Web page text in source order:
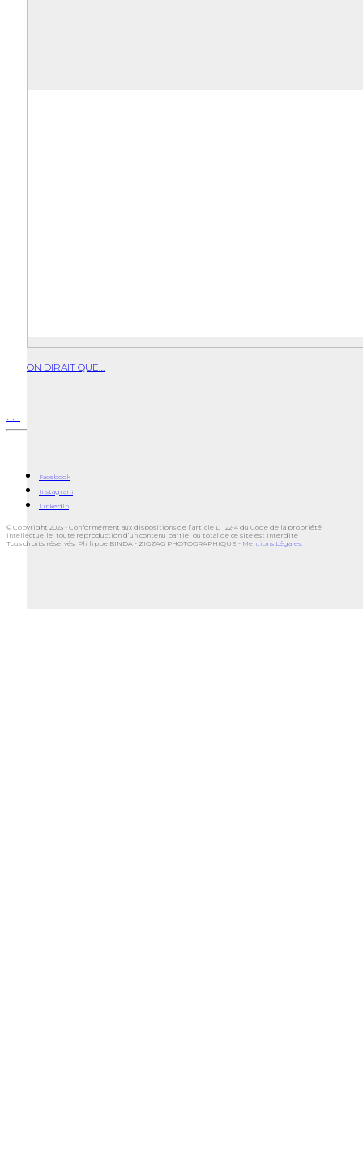
ON DIRAIT QUE…
. . .
Facebook
Instagram
LinkedIn
© Copyright 2023 - Conformément aux dispositions de l’article L. 122-4 du Code de la propriété
intellectuelle, toute reproduction d’un contenu partiel ou total de ce site est interdite
Tous droits réservés. Philippe BINDA - ZIGZAG PHOTOGRAPHIQUE - Mentions Légales